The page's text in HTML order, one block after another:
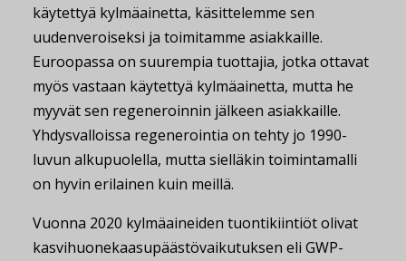
käytettyä kylmäainetta, käsittelemme sen
uudenveroiseksi ja toimitamme asiakkaille.
Euroopassa on suurempia tuottajia, jotka ottavat
myös vastaan käytettyä kylmäainetta, mutta he
myyvät sen regeneroinnin jälkeen asiakkaille.
Yhdysvalloissa regenerointia on tehty jo 1990-
luvun alkupuolella, mutta sielläkin toimintamalli
on hyvin erilainen kuin meillä.
Vuonna 2020 kylmäaineiden tuontikiintiöt olivat
kasvihuonekaasupäästövaikutuksen eli GWP-